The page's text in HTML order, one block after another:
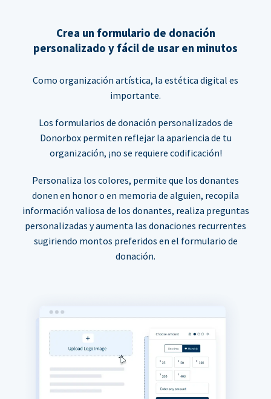
Crea un formulario de donación
personalizado y fácil de usar en minutos
Como organización artística, la estética digital es
importante.
Los formularios de donación personalizados de
Donorbox permiten reflejar la apariencia de tu
organización, ¡no se requiere codificación!
Personaliza los colores, permite que los donantes
donen en honor o en memoria de alguien, recopila
información valiosa de los donantes, realiza preguntas
personalizadas y aumenta las donaciones recurrentes
sugiriendo montos preferidos en el formulario de
donación.